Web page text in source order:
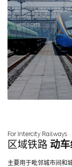
For Intercity Railways
区域铁路 动
主要用于毗邻城市间和